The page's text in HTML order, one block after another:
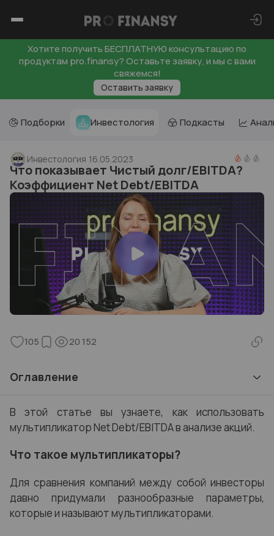
Хотите получить БЕСПЛАТНУЮ консультацию по
продуктам pro.finansy? Оставьте заявку, и мы с вами
свяжемся!
Оставить заявку
Подборки Инвестология Подкасты
Инвестология 16.05.2023
Что показывает Чистый долг/EBITDA?
Коэффициент Net Debt/EBITDA
105 20 152
Оглавление
В этой статье вы узнаете, как использовать
мультипликатор Net Debt/EBITDA в анализе акций.
Что такое мультипликаторы?
Для сравнения компаний между собой инвесторы
давно придумали разнообразные параметры,
которые и называют мультипликаторами.